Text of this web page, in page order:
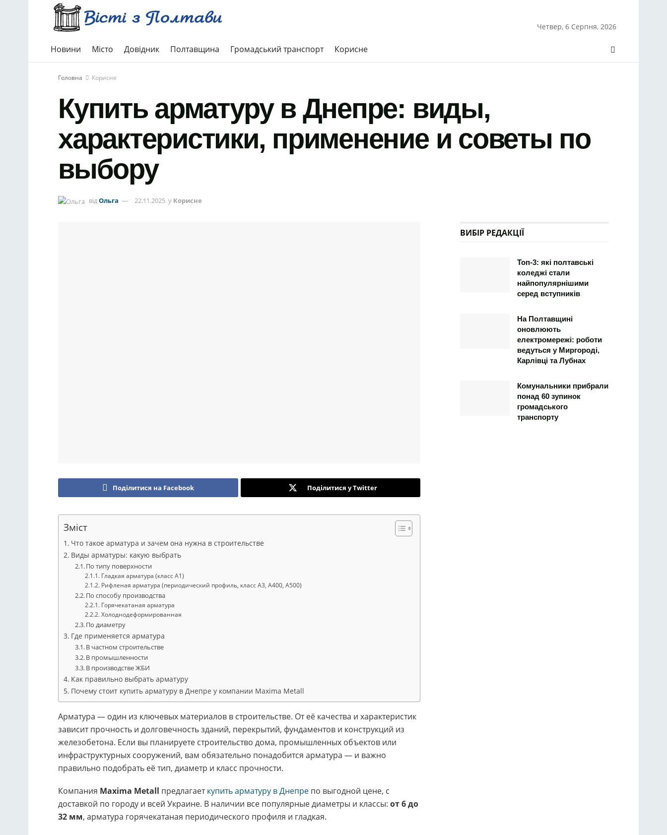
Четвер, 6 Серпня, 2026
Новини Місто Довідник Полтавщина Громадський транспорт Корисне
Головна Корисне
Купить арматуру в Днепре: виды,
характеристики, применение и советы по
выбору
відОльга 22.11.2025 у Корисне
Поділитися на Facebook Поділитися у Twitter
Зміст
Что такое арматура и зачем она нужна в строительстве
Виды арматуры: какую выбрать
По типу поверхности
Гладкая арматура (класс А1)
Рифленая арматура (периодический профиль, класс А3, А400, А500)
По способу производства
Горячекатаная арматура
Холоднодеформированная
По диаметру
Где применяется арматура
В частном строительстве
В промышленности
В производстве ЖБИ
Как правильно выбрать арматуру
Почему стоит купить арматуру в Днепре у компании Maxima Metall
Арматура — один из ключевых материалов в строительстве. От её качества и характеристик
зависит прочность и долговечность зданий, перекрытий, фундаментов и конструкций из
железобетона. Если вы планируете строительство дома, промышленных объектов или
инфраструктурных сооружений, вам обязательно понадобится арматура — и важно
правильно подобрать её тип, диаметр и класс прочности.
Компания Maxima Metall предлагаеткупить арматуру в Днепре по выгодной цене, с
доставкой по городу и всей Украине. В наличии все популярные диаметры и классы: от 6 до
32 мм, арматура горячекатаная периодического профиля и гладкая.
ВИБІР РЕДАКЦІЇ
Топ-3: які полтавські
коледжі стали
найпопулярнішими
серед вступників
На Полтавщині
оновлюють
електромережі: роботи
ведуться у Миргороді,
Карлівці та Лубнах
Комунальники прибрали
понад 60 зупинок
громадського
транспорту